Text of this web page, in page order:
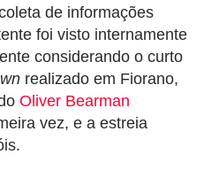
de informações
foi visto internamente
considerando o curto
realizado em Fiorano,
Oliver Bearman
vez, e a estreia